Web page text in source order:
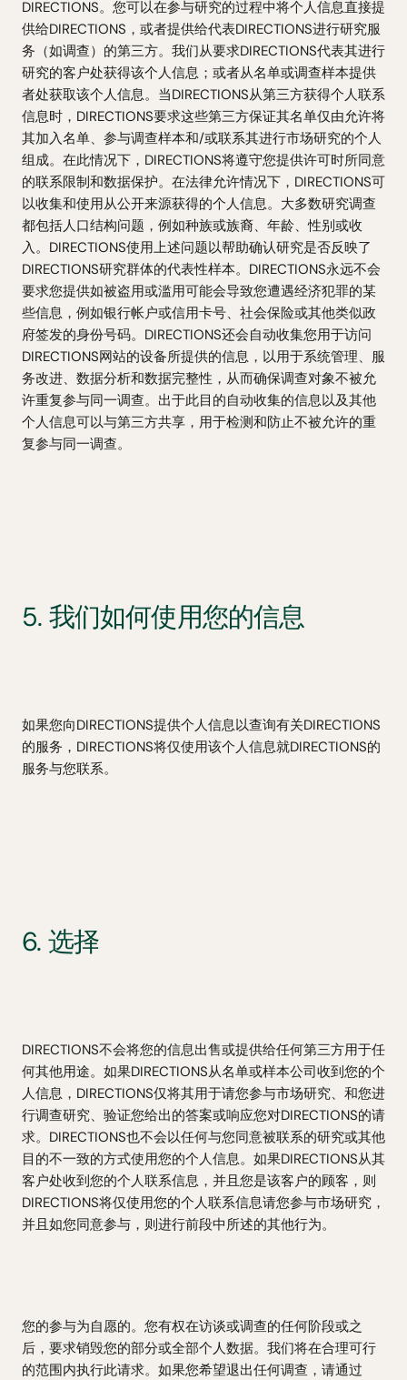
DIRECTIONS。您可以在参与研究的过程中将个人信息直接提
供给DIRECTIONS，或者提供给代表DIRECTIONS进行研究服
务（如调查）的第三方。我们从要求DIRECTIONS代表其进行
研究的客户处获得该个人信息；或者从名单或调查样本提供
者处获取该个人信息。当DIRECTIONS从第三方获得个人联系
信息时，DIRECTIONS要求这些第三方保证其名单仅由允许将
其加入名单、参与调查样本和/或联系其进行市场研究的个人
组成。在此情况下，DIRECTIONS将遵守您提供许可时所同意
的联系限制和数据保护。在法律允许情况下，DIRECTIONS可
以收集和使用从公开来源获得的个人信息。大多数研究调查
都包括人口结构问题，例如种族或族裔、年龄、性别或收
入。DIRECTIONS使用上述问题以帮助确认研究是否反映了
DIRECTIONS研究群体的代表性样本。DIRECTIONS永远不会
要求您提供如被盗用或滥用可能会导致您遭遇经济犯罪的某
些信息，例如银行帐户或信用卡号、社会保险或其他类似政
府签发的身份号码。DIRECTIONS还会自动收集您用于访问
DIRECTIONS网站的设备所提供的信息，以用于系统管理、服
务改进、数据分析和数据完整性，从而确保调查对象不被允
许重复参与同一调查。出于此目的自动收集的信息以及其他
个人信息可以与第三方共享，用于检测和防止不被允许的重
复参与同一调查。
5. 我们如何使用您的信息
如果您向DIRECTIONS提供个人信息以查询有关DIRECTIONS
的服务，DIRECTIONS将仅使用该个人信息就DIRECTIONS的
服务与您联系。
6. 选择
DIRECTIONS不会将您的信息出售或提供给任何第三方用于任
何其他用途。如果DIRECTIONS从名单或样本公司收到您的个
人信息，DIRECTIONS仅将其用于请您参与市场研究、和您进
行调查研究、验证您给出的答案或响应您对DIRECTIONS的请
求。DIRECTIONS也不会以任何与您同意被联系的研究或其他
目的不一致的方式使用您的个人信息。如果DIRECTIONS从其
客户处收到您的个人联系信息，并且您是该客户的顾客，则
DIRECTIONS将仅使用您的个人联系信息请您参与市场研究，
并且如您同意参与，则进行前段中所述的其他行为。
您的参与为自愿的。您有权在访谈或调查的任何阶段或之
后，要求销毁您的部分或全部个人数据。我们将在合理可行
的范围内执行此请求。如果您希望退出任何调查，请通过